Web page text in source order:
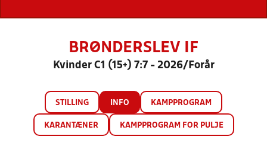
BRØNDERSLEV IF
Kvinder C1 (15+) 7:7 - 2026/Forår
STILLING INFO KAMPPROGRAM
KARANTÆNER KAMPPROGRAM FOR PULJE